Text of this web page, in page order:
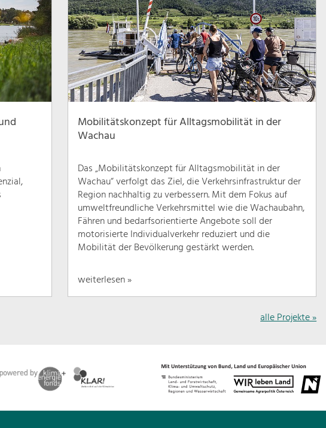
Mobilitätskonzept für Alltagsmobilität in der
Wachau
Das „Mobilitätskonzept für Alltagsmobilität in der
Wachau“ verfolgt das Ziel, die Verkehrsinfrastruktur der
Region nachhaltig zu verbessern. Mit dem Fokus auf
umweltfreundliche Verkehrsmittel wie die Wachaubahn,
Fähren und bedarfsorientierte Angebote soll der
motorisierte Individualverkehr reduziert und die
Mobilität der Bevölkerung gestärkt werden.
weiterlesen »
alle Projekte »